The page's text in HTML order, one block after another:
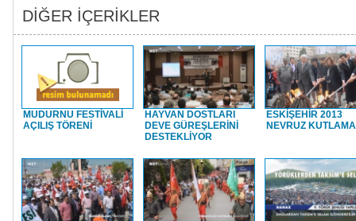
DİĞER İÇERİKLER
MUDURNU FESTİVALİ
AÇILIŞ TÖRENİ
HAYVAN DOSTLARI
DEVE GÜREŞLERİNİ
DESTEKLİYOR
ESKİŞEHİR 2013
NEVRUZ